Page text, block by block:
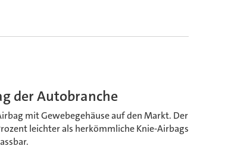
der Autobranche
mit Gewebegehäuse auf den Markt. Der
leichter als herkömmliche Knie-Airbags